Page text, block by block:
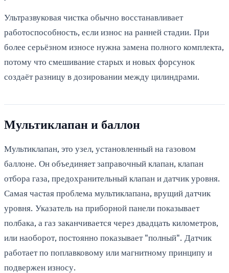
Ультразвуковая чистка обычно восстанавливает
работоспособность, если износ на ранней стадии. При
более серьёзном износе нужна замена полного комплекта,
потому что смешивание старых и новых форсунок
создаёт разницу в дозировании между цилиндрами.
Мультиклапан и баллон
Мультиклапан, это узел, установленный на газовом
баллоне. Он объединяет заправочный клапан, клапан
отбора газа, предохранительный клапан и датчик уровня.
Самая частая проблема мультиклапана, врущий датчик
уровня. Указатель на приборной панели показывает
полбака, а газ заканчивается через двадцать километров,
или наоборот, постоянно показывает "полный". Датчик
работает по поплавковому или магнитному принципу и
подвержен износу.